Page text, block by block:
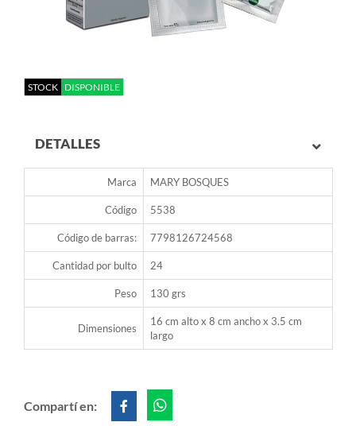
STOCK DISPONIBLE
DETALLES
Marca MARY BOSQUES
Código 5538
Código de barras: 7798126724568
Cantidad por bulto 24
Peso 130 grs
Dimensiones
16 cm alto x 8 cm ancho x 3.5 cm
largo
Compartí en: